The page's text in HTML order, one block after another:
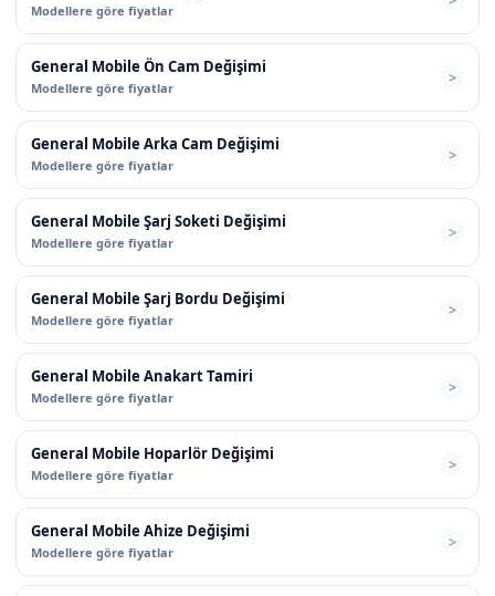
Modellere göre fiyatlar
General Mobile Ön Cam Değişimi
Modellere göre fiyatlar
General Mobile Arka Cam Değişimi
Modellere göre fiyatlar
General Mobile Şarj Soketi Değişimi
Modellere göre fiyatlar
General Mobile Şarj Bordu Değişimi
Modellere göre fiyatlar
General Mobile Anakart Tamiri
Modellere göre fiyatlar
General Mobile Hoparlör Değişimi
Modellere göre fiyatlar
General Mobile Ahize Değişimi
Modellere göre fiyatlar